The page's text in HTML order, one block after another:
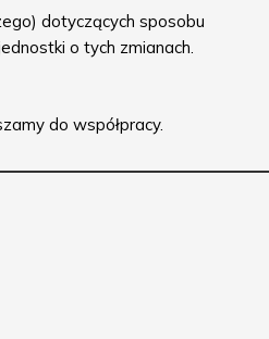
dotyczących sposobu
o tych zmianach.
do współpracy.